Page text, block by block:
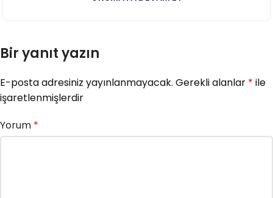
Bir yanıt yazın
E-posta adresiniz yayınlanmayacak. Gerekli alanlar * ile
işaretlenmişlerdir
Yorum *